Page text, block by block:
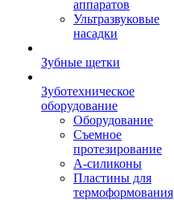
аппаратов
Ультразвуковые
насадки
Зубные щетки
Зуботехническое
оборудование
Оборудование
Съемное
протезирование
А-силиконы
Пластины для
термоформования